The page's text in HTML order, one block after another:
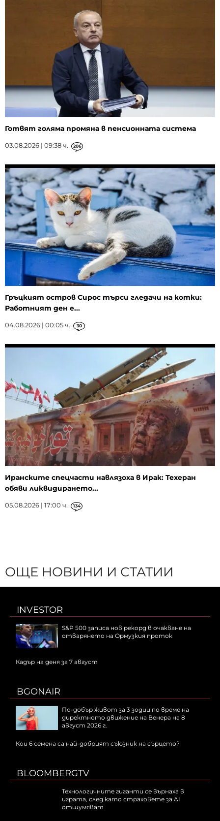
Готвят голяма промяна в пенсионната система
03.08.2026 | 09:38 ч. 206
Гръцкият остров Сирос търси гледачи на котки:
Работният ден е...
04.08.2026 | 00:05 ч. 30
Иранските спецчасти навлязоха в Ирак: Техеран
обяви ликвидирането...
05.08.2026 | 17:00 ч. 134
ОЩЕ НОВИНИ И СТАТИИ
INVESTOR
S&P 500 записа нов рекорд в очакване на
отварянето на Ормузкия проток
Кадър на деня за 7 август
BGONAIR
По-добър живот за 3 зодии по време на
директното движение на Венера на 8
август 2026 г.
Кои 6 семена са най-добрият съюзник на сърцето?
BLOOMBERGTV
Технологичните гиганти се върнаха в
играта, след като страховете за AI
отшумяват